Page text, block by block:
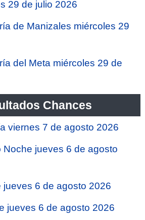
29 de julio 2026
de Manizales miércoles 29
del Meta miércoles 29 de
Chances
viernes 7 de agosto 2026
Noche jueves 6 de agosto
jueves 6 de agosto 2026
jueves 6 de agosto 2026